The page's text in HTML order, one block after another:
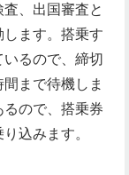
、出国審査と
ます。搭乗す
るので、締切
まで待機しま
ので、搭乗券
込みます。